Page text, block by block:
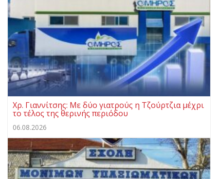
Χρ. Γιαννίτσης: Με δύο γιατρούς η Τζούρτζια μέχρι
το τέλος της θερινής περιόδου
06.08.2026